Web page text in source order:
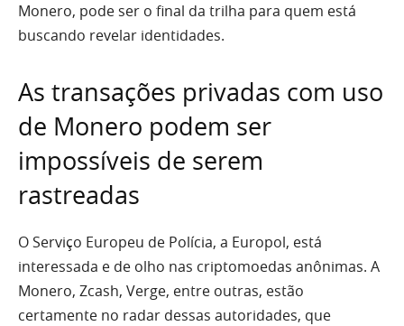
Monero, pode ser o final da trilha para quem está
buscando revelar identidades.
As transações privadas com uso
de Monero podem ser
impossíveis de serem
rastreadas
O Serviço Europeu de Polícia, a Europol, está
interessada e de olho nas criptomoedas anônimas. A
Monero, Zcash, Verge, entre outras, estão
certamente no radar dessas autoridades, que